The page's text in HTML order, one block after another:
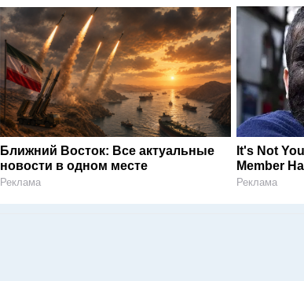
Ближний Восток: Все актуальные
новости в одном месте
Реклама
It's Not
Member
Реклама